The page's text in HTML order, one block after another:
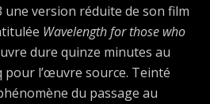
une version réduite de son film
Wavelength for those who
dure quinze minutes au
pour l’œuvre source. Teinté
du passage au